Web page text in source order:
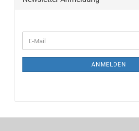
ANMELDEN